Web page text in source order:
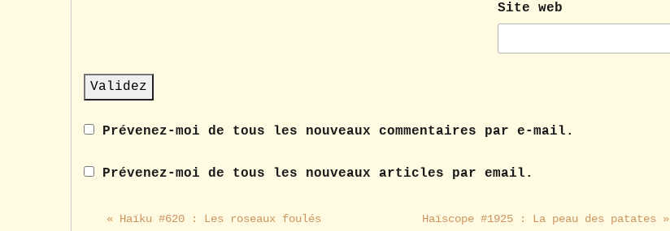
Site web
Prévenez-moi de tous les nouveaux commentaires par e-mail.
Prévenez-moi de tous les nouveaux articles par email.
« Haïku #620 : Les roseaux foulés Haïscope #1925 : La peau des patates »